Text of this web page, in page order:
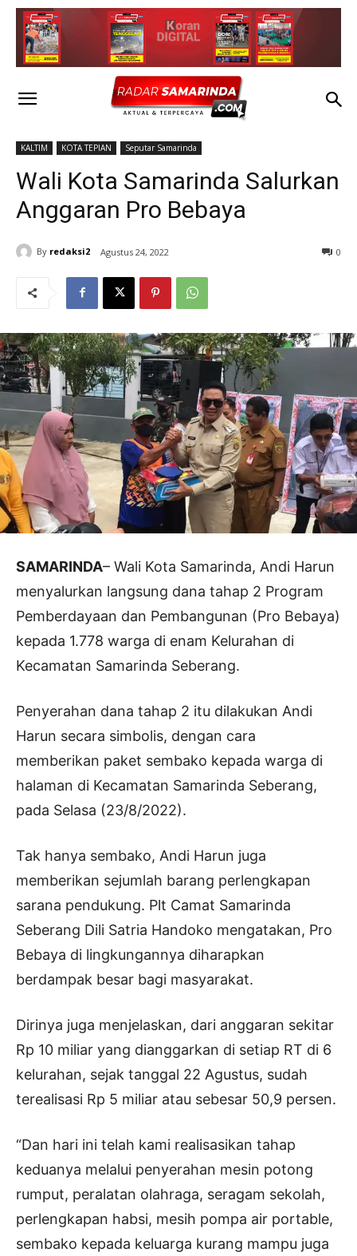
KALTIM KOTA TEPIAN Seputar Samarinda
Wali Kota Samarinda Salurkan
Anggaran Pro Bebaya
By redaksi2 Agustus 24, 2022 0
SAMARINDA– Wali Kota Samarinda, Andi Harun
menyalurkan langsung dana tahap 2 Program
Pemberdayaan dan Pembangunan (Pro Bebaya)
kepada 1.778 warga di enam Kelurahan di
Kecamatan Samarinda Seberang.
Penyerahan dana tahap 2 itu dilakukan Andi
Harun secara simbolis, dengan cara
memberikan paket sembako kepada warga di
halaman di Kecamatan Samarinda Seberang,
pada Selasa (23/8/2022).
Tak hanya sembako, Andi Harun juga
memberikan sejumlah barang perlengkapan
sarana pendukung. Plt Camat Samarinda
Seberang Dili Satria Handoko mengatakan, Pro
Bebaya di lingkungannya diharapkan
berdampak besar bagi masyarakat.
Dirinya juga menjelaskan, dari anggaran sekitar
Rp 10 miliar yang dianggarkan di setiap RT di 6
kelurahan, sejak tanggal 22 Agustus, sudah
terealisasi Rp 5 miliar atau sebesar 50,9 persen.
“Dan hari ini telah kami realisasikan tahap
keduanya melalui penyerahan mesin potong
rumput, peralatan olahraga, seragam sekolah,
perlengkapan habsi, mesih pompa air portable,
sembako kepada keluarga kurang mampu juga